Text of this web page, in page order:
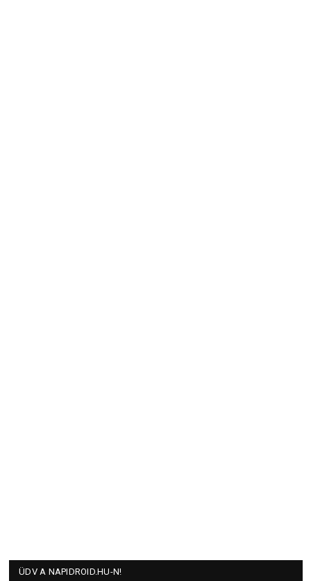
ÜDV A NAPIDROID.HU-N!